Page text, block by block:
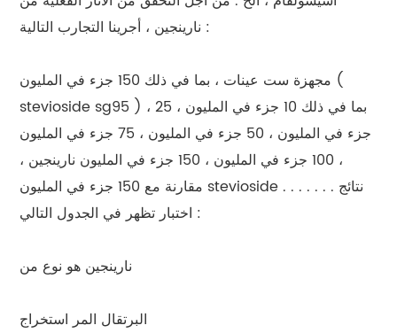
نارينجين ، أجرينا التجارب التالية :
مجهزة ست عينات ، بما في ذلك 150 جزء في المليون (
stevioside sg95 ) ، بما في ذلك 10 جزء في المليون ، 25
جزء في المليون ، 50 جزء في المليون ، 75 جزء في المليون
، 100 جزء في المليون ، 150 جزء في المليون نارينجين ،
مقارنة مع 150 جزء في المليون stevioside . . . . . . . نتائج
اختبار تظهر في الجدول التالي :
نارينجين هو نوع من
البرتقال المر استخراج